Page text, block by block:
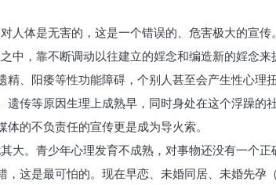
人体是无害的，这是一个错误的、危害极大的宣传
中，靠不断调动以往建立的婬念和编造新的婬念
精、阳痿等性功能障碍，个别人甚至会产生性心理
遗传等原因生理上成熟早，同时身处在这个浮躁
的不负责任的宣传更是成为导火索。
大。青少年心理发育不成熟，对事物还没有一个
，这是最可怕的。现在早恋、未婚同居、未婚先